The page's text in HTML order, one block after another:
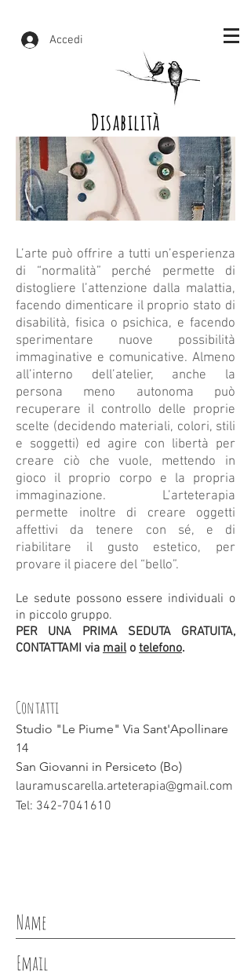
Accedi
Disabilità
L’arte può offrire a tutti un’esperienza
di “normalità” perché permette di
distogliere l’attenzione dalla malattia,
facendo dimenticare il proprio stato di
disabilità, fisica o psichica, e facendo
sperimentare nuove possibilità
immaginative e comunicative. Almeno
all’interno dell’atelier, anche la
persona meno autonoma può
recuperare il controllo delle proprie
scelte (decidendo materiali, colori, stili
e soggetti) ed agire con libertà per
creare ciò che vuole, mettendo in
gioco il proprio corpo e la propria
immaginazione. L’arteterapia
permette inoltre di creare oggetti
affettivi da tenere con sé, e di
riabilitare il gusto estetico, per
provare il piacere del “bello”.
Le sedute possono essere individuali o
in piccolo gruppo.
PER UNA PRIMA SEDUTA GRATUITA,
CONTATTAMI via mailo telefono.
Contatti
Studio "Le Piume" Via Sant'Apollinare
14
San Giovanni in Persiceto (Bo)
lauramuscarella.arteterapia@gmail.com
Tel: 342-7041610